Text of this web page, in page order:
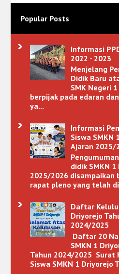
Popular Posts
Informasi
2022 - 2023
Menjelang
Didik Baru
SMK Negeri
berpijak pada edaran
ya...
Informasi
Siswa SMKN
Ajaran 2025/
didik SMKN
2025/2026 disampaikan
rapat pleno yang telah
Daftar
Driyorejo
2024/2025
Daftar 20
SMKN 1
Tahun 2024/2025 Surat
Siswa SMKN 1 Driyorejo